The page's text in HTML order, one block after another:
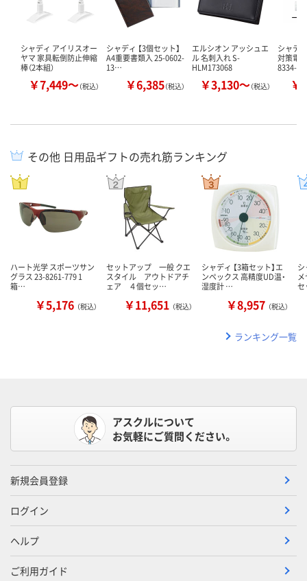
シャディ アイリスオー
ヤマ 家具転倒防止伸縮
棒（2本組）
￥7,449～（税込）
シャディ 【3個セット】
A4重要書類入 25-0602-
13…
￥6,385（税込）
エルシオン アッシュエ
ル 名刺入れ S-
HLM173068
￥3,130～（税込）
シャデ
対策電
8334-
￥
その他 日用品ギフトの売れ筋ランキング
ハート光学 スポーツサン
グラス 23-8261-779 1
箱…
￥5,176 （税込）
セットアップ 一般 クエ
スタイル アウトドアチ
ェア ４個セッ…
￥11,651 （税込）
シャディ 【3箱セット】エ
ンペックス 高精度UD温・
湿度計 …
￥8,957 （税込）
シ
ランキング一覧
アスクルについて
お気軽にご質問ください。
新規会員登録
ログイン
ヘルプ
ご利用ガイド